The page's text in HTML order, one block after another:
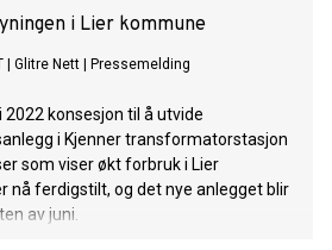
i Lier kommune
Glitre Nett Pressemelding
2022 konsesjon til å utvide
i Kjenner transformatorstasjon
som viser økt forbruk i Lier
nå ferdigstilt, og det nye anlegget blir
av juni.